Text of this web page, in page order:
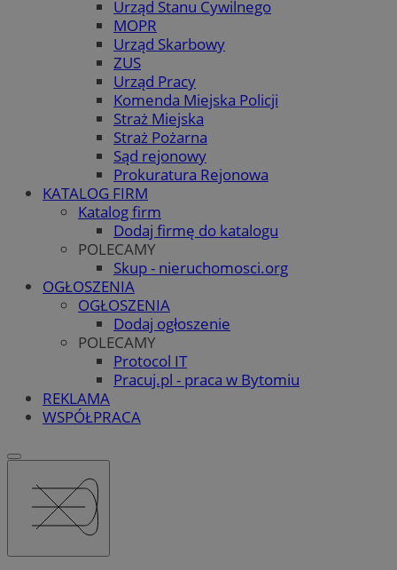
Urząd Stanu Cywilnego
MOPR
Urząd Skarbowy
ZUS
Urząd Pracy
Komenda Miejska Policji
Straż Miejska
Straż Pożarna
Sąd rejonowy
Prokuratura Rejonowa
KATALOG FIRM
Katalog firm
Dodaj firmę do katalogu
POLECAMY
Skup - nieruchomosci.org
OGŁOSZENIA
OGŁOSZENIA
Dodaj ogłoszenie
POLECAMY
Protocol IT
Pracuj.pl - praca w Bytomiu
REKLAMA
WSPÓŁPRACA